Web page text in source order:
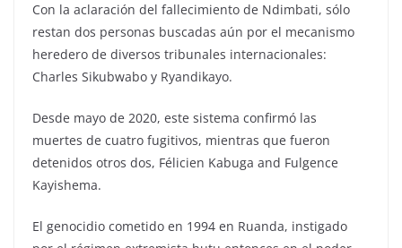
Con la aclaración del fallecimiento de Ndimbati, sólo
restan dos personas buscadas aún por el mecanismo
heredero de diversos tribunales internacionales:
Charles Sikubwabo y Ryandikayo.
Desde mayo de 2020, este sistema confirmó las
muertes de cuatro fugitivos, mientras que fueron
detenidos otros dos, Félicien Kabuga and Fulgence
Kayishema.
El genocidio cometido en 1994 en Ruanda, instigado